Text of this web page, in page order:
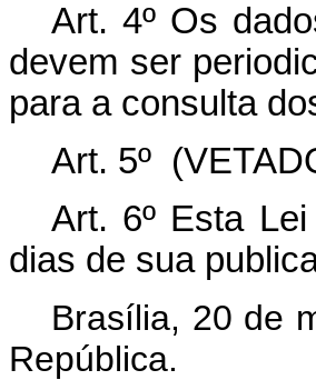
Art. 4º Os
devem ser
para a consulta
Art. 5º
Art. 6º Esta
dias de sua
Brasília, 20 de
República.